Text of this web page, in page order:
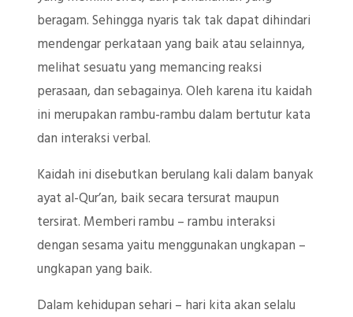
beragam. Sehingga nyaris tak tak dapat dihindari
mendengar perkataan yang baik atau selainnya,
melihat sesuatu yang memancing reaksi
perasaan, dan sebagainya. Oleh karena itu kaidah
ini merupakan rambu-rambu dalam bertutur kata
dan interaksi verbal.
Kaidah ini disebutkan berulang kali dalam banyak
ayat al-Qur’an, baik secara tersurat maupun
tersirat. Memberi rambu – rambu interaksi
dengan sesama yaitu menggunakan ungkapan –
ungkapan yang baik.
Dalam kehidupan sehari – hari kita akan selalu